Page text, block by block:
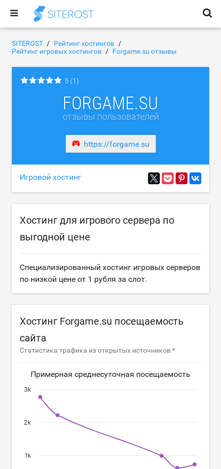
SITEROST
Рейтинг хостингов
Рейтинг игровых хостингов
Forgame.su отзывы
5 (1)
FORGAME.SU
отзывы пользователей
https://forgame.su
Игровой хостинг
Хостинг для игрового сервера по
выгодной цене
Специализированный хостинг игровых серверов
по низкой цене от 1 рубля за слот.
Хостинг Forgame.su посещаемость
сайта
Статистика трафика из открытых источников *
Примерная среднесуточная посещаемость
1k
2k
3k